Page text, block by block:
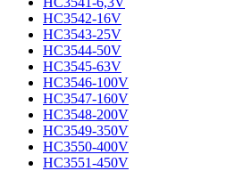
HC3542-16V
HC3543-25V
HC3544-50V
HC3545-63V
HC3546-100V
HC3547-160V
HC3548-200V
HC3549-350V
HC3550-400V
HC3551-450V